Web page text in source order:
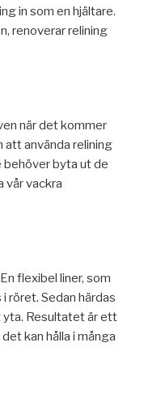
in som en hjältare.
renoverar relining
när det kommer
att använda relining
behöver byta ut de
vår vackra
flexibel liner, som
röret. Sedan härdas
yta. Resultatet är ett
kan hålla i många